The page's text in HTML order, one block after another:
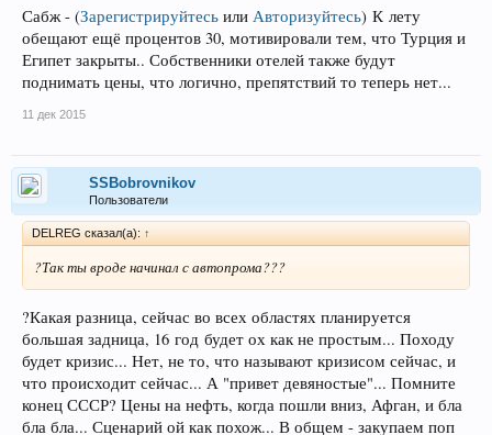
Сабж - (Зарегистрируйтесь или Авторизуйтесь) К лету
обещают ещё процентов 30, мотивировали тем, что Турция и
Египет закрыты.. Собственники отелей также будут
поднимать цены, что логично, препятствий то теперь нет...
11 дек 2015
SSBobrovnikov
Пользователи
DELREG сказал(а): ↑
?Так ты вроде начинал с автопрома???
?Какая разница, сейчас во всех областях планируется
большая задница, 16 год будет ох как не простым... Походу
будет кризис... Нет, не то, что называют кризисом сейчас, и
что происходит сейчас... А "привет девяностые"... Помните
конец СССР? Цены на нефть, когда пошли вниз, Афган, и бла
бла бла... Сценарий ой как похож... В общем - закупаем поп